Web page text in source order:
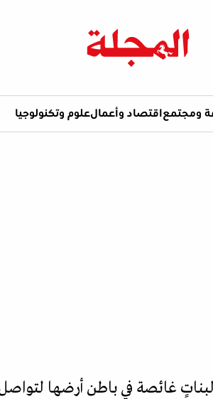
ومجتمع اقتصاد وأعمالعلوم وتكنولوجيا
لبناتٍ غائصة في باطن أرضها